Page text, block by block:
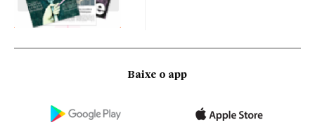
Baixe o app